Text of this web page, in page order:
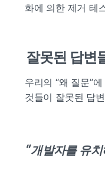
화에 의한 제거 테
잘못된 답변
우리의 “왜 질문”
것들이 잘못된 답
“개발자를 유